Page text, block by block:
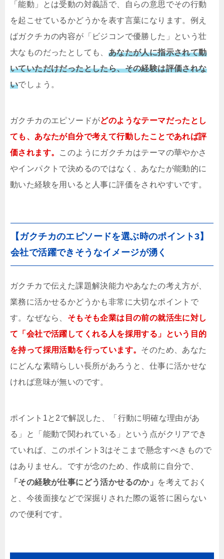
「能動」とは受動の対義語で、自らの意思でその行動
を起こせているかどうかを表す言葉になります。例え
ばガクチカの内容が「ビジコンで優勝した」という壮
大なものだったとしても、 あなたが人に指示されて動
いていただけだったとしたら、その経験は評価されな
いでしょう。
ガクチカのエピソードがどのようなテーマだったとし
ても、 あなたが自分で考えて行動したことであれば評
価されます。 このようにガクチカはテーマの華やかさ
やインパクトで決めるのではなく、あなたが能動的に
動いた経験を用いると人事に評価をされやすいです。
【ガクチカのエピソードを選ぶ時のポイント3】
会社で活躍できそうなイメージが湧く
ガクチカで伝えた課題解決能力やあなたの考え方が、
業務に活かせるかどうかも非常に大切なポイントで
す。なぜなら、 そもそも企業は目の前の就活生に対し
て「会社で活躍してくれる人を採用する」という目的
を持って採用活動を行っています。 そのため、あなた
にどんな素晴らしい長所があろうと、仕事に活かせな
ければ意味が無いのです。
ポイント1と2で解説した、「行動に明確な理由があ
る」と「能動で関われている」という点がクリアでき
ていれば、このポイント3はそこまで懸念すべきもので
はありません。ですが念のため、作成前に自分で、
「その経験が仕事にどう活かせるのか」
を考えておく
と、今後面接などで深掘りされた際の返答に困らない
ので便利です。